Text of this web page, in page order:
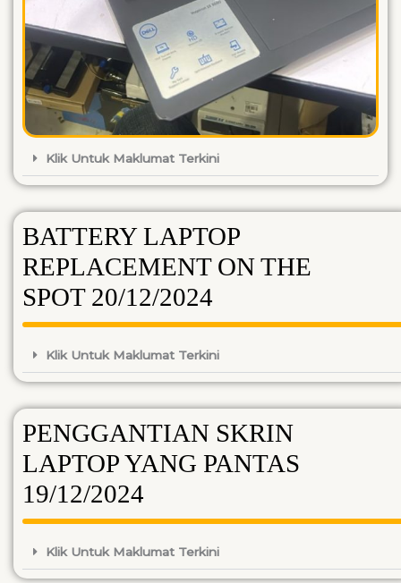
Klik Untuk Maklumat Terkini
BATTERY LAPTOP
REPLACEMENT ON THE
SPOT 20/12/2024
Klik Untuk Maklumat Terkini
PENGGANTIAN SKRIN
LAPTOP YANG PANTAS
19/12/2024
Klik Untuk Maklumat Terkini